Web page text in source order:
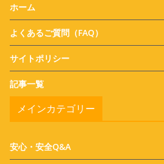
ホーム
よくあるご質問（FAQ）
サイトポリシー
記事一覧
メインカテゴリー
安心・安全Q&A